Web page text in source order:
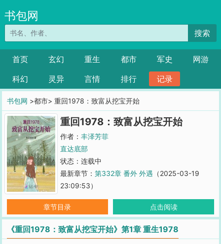
书包网
搜索
首页 玄幻 重生 都市 军史
网游
科幻
灵异 言情 排行 记录
书包网 >都市> 重回1978：致富从挖宝开始
重回1978：致富从挖宝开始
作者： 丰泽芳菲
直达底部
状态：连载中
最新章节： 第332章 番外 外遇 （2025-03-19
23:09:53）
章节目录 点击阅读
《重回1978：致富从挖宝开始》第1章 重生1978